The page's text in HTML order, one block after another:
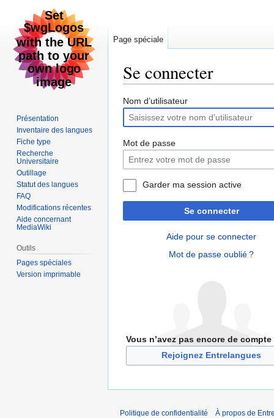
Se connecter
Aller
la
navigation
Aller
la
recherche
Nom d’utilisateur
Mot de passe
Garder ma session active
Se connecter
Aide pour se connecter
Mot de passe oublié ?
Vous n’avez pas encore de compte
Rejoignez Entrelangues
Page spéciale
Présentation
Inventaire des langues
Fiche type
Recherche
Universitaire
Outillage
Statut des langues
FAQ
Modifications récentes
Aide concernant
MediaWiki
Outils
Pages spéciales
Version imprimable
Politique de confidentialité À propos de